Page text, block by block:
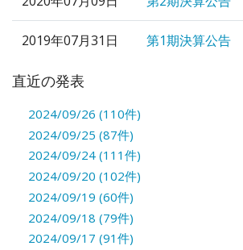
2019年07月31日 第1期決算公告
直近の発表
2024/09/26 (110件)
2024/09/25 (87件)
2024/09/24 (111件)
2024/09/20 (102件)
2024/09/19 (60件)
2024/09/18 (79件)
2024/09/17 (91件)